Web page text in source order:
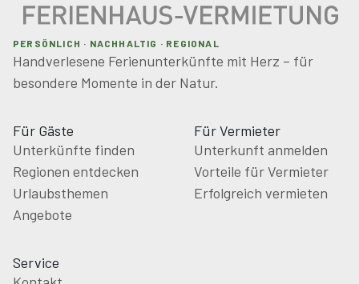
PERSÖNLICH · NACHHALTIG · REGIONAL
Handverlesene Ferienunterkünfte mit Herz – für
besondere Momente in der Natur.
Für Gäste
Unterkünfte finden
Regionen entdecken
Urlaubsthemen
Angebote
Für Vermieter
Unterkunft anmelden
Vorteile für Vermieter
Erfolgreich vermieten
Service